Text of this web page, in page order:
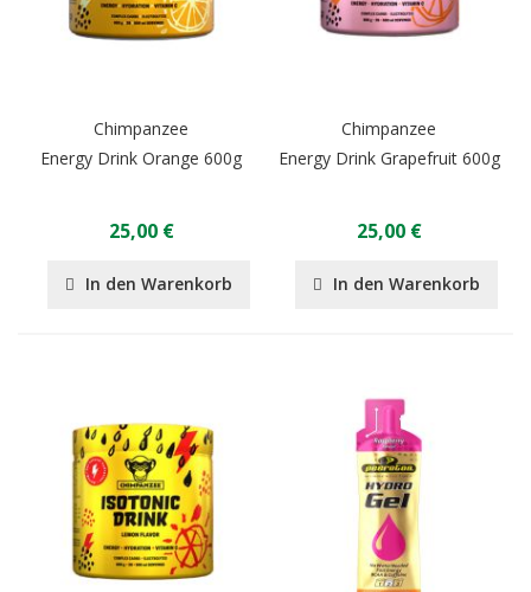
Chimpanzee
Energy Drink Orange 600g
25,00 €
In den Warenkorb
Chimpanzee
Energy Drink Grapefruit 600g
25,00 €
In den Warenkorb